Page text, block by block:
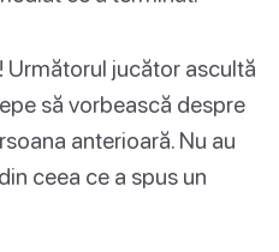
Următorul jucător ascultă
să vorbească despre
anterioară. Nu au
ceea ce a spus un